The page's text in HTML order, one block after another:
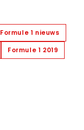
Formule 1 nieuws
Formule 1 2019